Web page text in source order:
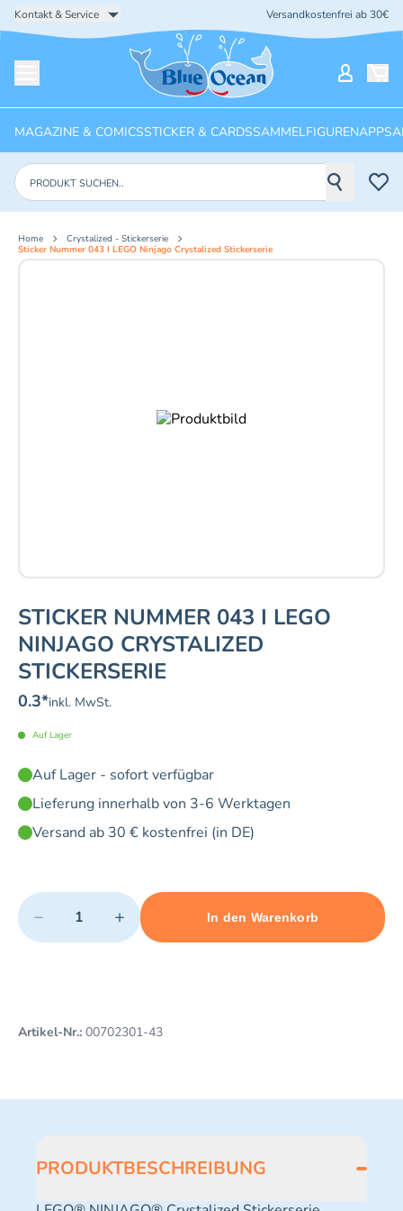
Kontakt & Service Versandkostenfrei ab 30€
Startseite
MAGAZINE & COMICSSTICKER & CARDSSAMMELFIGURENAPPS
Produkte suchen
Home
Crystalized - Stickerserie
Sticker Nummer 043 I LEGO Ninjago Crystalized Stickerserie
STICKER NUMMER 043 I LEGO
NINJAGO CRYSTALIZED
STICKERSERIE
0.3*inkl. MwSt.
Auf Lager
Auf Lager - sofort verfügbar
Lieferung innerhalb von 3-6 Werktagen
Versand ab 30 € kostenfrei (in DE)
Quantity
− +
Minimum quantity: 1 Maximum quantity: 3
In den Warenkorb
Add 1 item to cart
Artikel-Nr.: 00702301-43
PRODUKTBESCHREIBUNG